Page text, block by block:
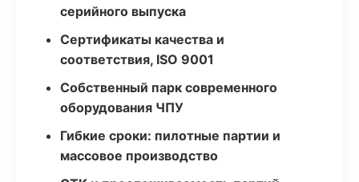
серийного выпуска
Сертификаты качества и
соответствия, ISO 9001
Собственный парк современного
оборудования ЧПУ
Гибкие сроки: пилотные партии и
массовое производство